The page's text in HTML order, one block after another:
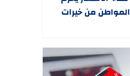
المواطن من خيرات